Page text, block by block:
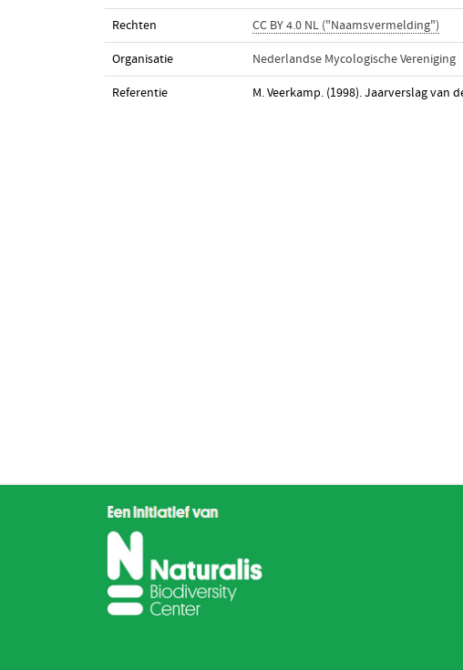
Rechten CC BY 4.0 NL ("Naamsvermelding")
Organisatie Nederlandse Mycologische Vereniging
Referentie M. Veerkamp. (1998). Jaarverslag van